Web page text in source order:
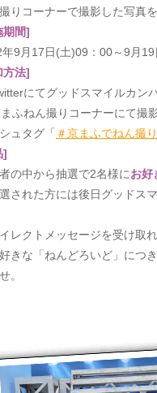
りコーナーで撮影した写真
期間]
9月17日(土)09：00～9月
方法]
にてグッドスマイルカン
ふねん撮りコーナーにて撮
ュタグ「 ＃京まふでねん撮り
]
の中から抽選で2名様にお好
された方には後日グッドス
レクトメッセージを受け取
きな「ねんどろいど」につ
。